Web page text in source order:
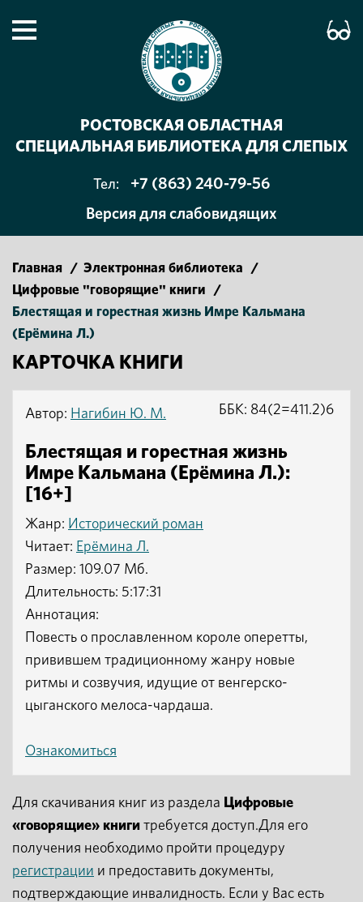
РОСТОВСКАЯ ОБЛАСТНАЯ
СПЕЦИАЛЬНАЯ БИБЛИОТЕКА ДЛЯ СЛЕПЫХ
Тел:
+7 (863) 240-79-56
Версия для слабовидящих
Главная / Электронная библиотека
/
Цифровые "говорящие" книги
/
Блестящая и горестная жизнь Имре Кальмана
(Ерёмина Л.)
КАРТОЧКА КНИГИ
Автор: Нагибин Ю. М.
Блестящая и горестная жизнь
Имре Кальмана (Ерёмина Л.):
[16+]
Жанр: Исторический роман
Читает: Ерёмина Л.
ББК: 84(2=411.2)6
Размер: 109.07 Мб.
Длительность: 5:17:31
Аннотация:
Повесть о прославленном короле оперетты,
привившем традиционному жанру новые
ритмы и созвучия, идущие от венгерско-
цыганского мелоса-чардаша.
Ознакомиться
Для скачивания книг из раздела Цифровые
«говорящие» книги требуется доступ.Для его
получения необходимо пройти процедуру
регистрации и предоставить документы,
подтверждающие инвалидность. Если у Вас есть